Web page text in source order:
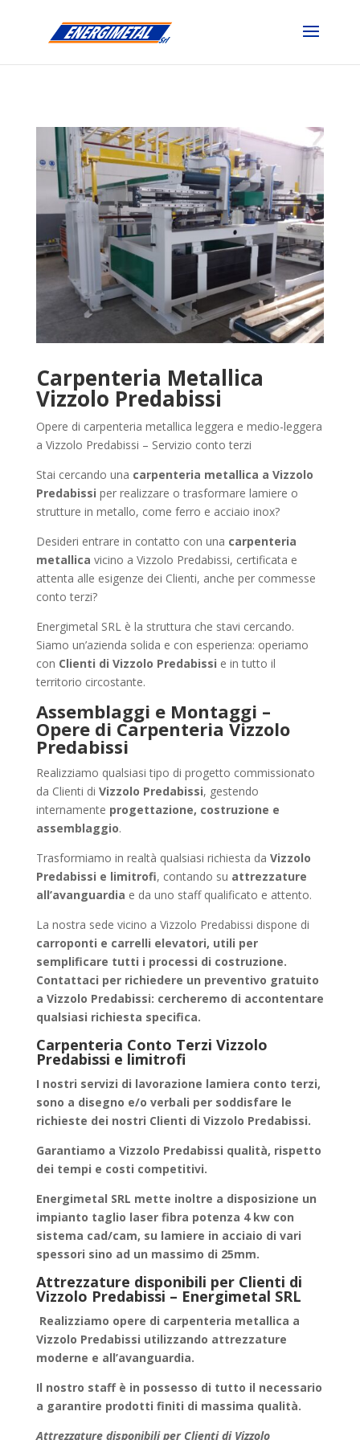
Carpenteria Metallica
Vizzolo Predabissi
Opere di carpenteria metallica leggera e medio-leggera
a Vizzolo Predabissi – Servizio conto terzi
Stai cercando una carpenteria metallica a Vizzolo
Predabissi per realizzare o trasformare lamiere o
strutture in metallo, come ferro e acciaio inox?
Desideri entrare in contatto con una carpenteria
metallica vicino a Vizzolo Predabissi, certificata e
attenta alle esigenze dei Clienti, anche per commesse
conto terzi?
Energimetal SRL è la struttura che stavi cercando.
Siamo un’azienda solida e con esperienza: operiamo
con Clienti di Vizzolo Predabissi e in tutto il
territorio circostante.
Assemblaggi e Montaggi –
Opere di Carpenteria Vizzolo
Predabissi
Realizziamo qualsiasi tipo di progetto commissionato
da Clienti di Vizzolo Predabissi, gestendo
internamente progettazione, costruzione e
assemblaggio.
Trasformiamo in realtà qualsiasi richiesta da Vizzolo
Predabissi e limitrofi, contando su attrezzature
all’avanguardia e da uno staff qualificato e attento.
La nostra sede vicino a Vizzolo Predabissi dispone di
carroponti e carrelli elevatori, utili per
semplificare tutti i processi di costruzione.
Contattaci per richiedere un preventivo gratuito
a Vizzolo Predabissi: cercheremo di accontentare
qualsiasi richiesta specifica.
Carpenteria Conto Terzi Vizzolo
Predabissi e limitrofi
I nostri servizi di lavorazione lamiera conto terzi,
sono a disegno e/o verbali per soddisfare le
richieste dei nostri Clienti di Vizzolo Predabissi.
Garantiamo a Vizzolo Predabissi qualità, rispetto
dei tempi e costi competitivi.
Energimetal SRL mette inoltre a disposizione un
impianto taglio laser fibra potenza 4 kw con
sistema cad/cam, su lamiere in acciaio di vari
spessori sino ad un massimo di 25mm.
Attrezzature disponibili per Clienti di
Vizzolo Predabissi – Energimetal SRL
Realizziamo opere di carpenteria metallica a
Vizzolo Predabissi utilizzando attrezzature
moderne e all’avanguardia.
Il nostro staff è in possesso di tutto il necessario
a garantire prodotti finiti di massima qualità.
Attrezzature disponibili per Clienti di Vizzolo